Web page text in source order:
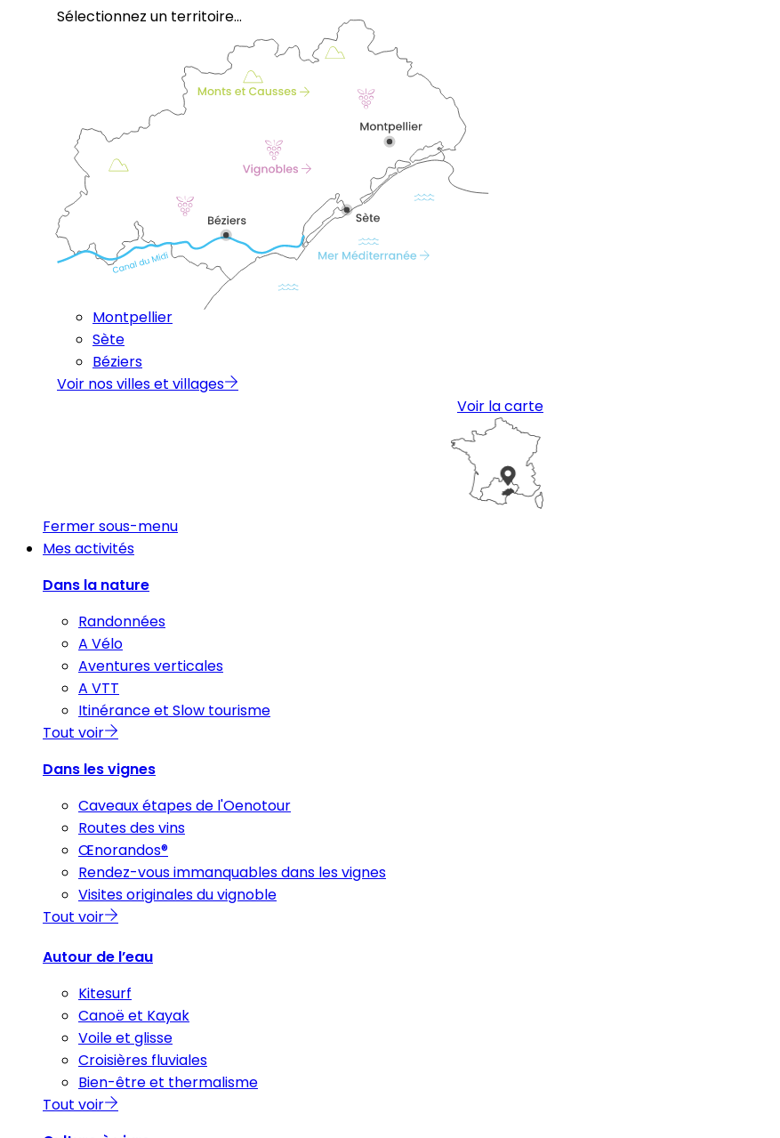
Sélectionnez un territoire...
Montpellier
Sète
Béziers
Voir nos villes et villages
Voir la carte
Fermer sous-menu
Mes activités
Dans la nature
Randonnées
A Vélo
Aventures verticales
A VTT
Itinérance et Slow tourisme
Tout voir
Dans les vignes
Caveaux étapes de l'Oenotour
Routes des vins
Œnorandos®
Rendez-vous immanquables dans les vignes
Visites originales du vignoble
Tout voir
Autour de l’eau
Kitesurf
Canoë et Kayak
Voile et glisse
Croisières fluviales
Bien-être et thermalisme
Tout voir